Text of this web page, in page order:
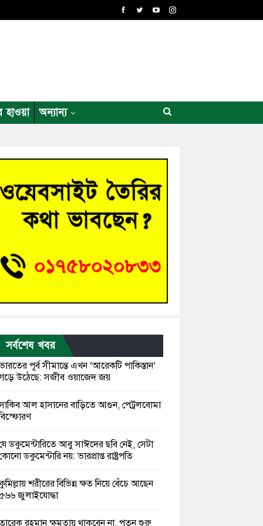
হাওয়া অন্যান্য
সর্বশেষ খবর
পূর্ব সীমান্তে এখন ‘আরেকটি পাকিস্তান’
উঠেছে: সজীব ওয়াজেদ জয়
আল হাসানের বাড়িতে আগুন, পেট্রলবোমা
ডকুমেন্টারিতে আবু সাঈদের ছবি নেই, সেটা
ডকুমেন্টারি নয়: ভারপ্রাপ্ত রাষ্ট্রপতি
শরীরের বিভিন্ন ক্ষত নিয়ে বেঁচে আছেন
জুলাইযোদ্ধা
রহমান ক্ষমতায় থাকবেন না, পতন শুরু